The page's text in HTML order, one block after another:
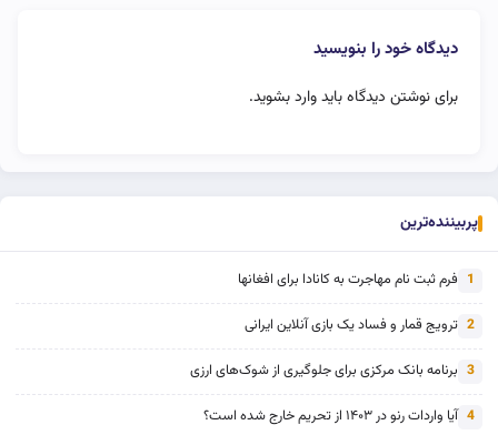
دیدگاه خود را بنویسید
برای نوشتن دیدگاه بایدوارد بشوید.
پربیننده‌ترین
1 فرم ثبت نام مهاجرت به کانادا برای افغانها
2 ترویج قمار و فساد یک بازی آنلاین ایرانی
3 برنامه بانک مرکزی برای جلوگیری از شوک‌های ارزی
4 آیا واردات رنو در ۱۴۰۳ از تحریم خارج شده است؟